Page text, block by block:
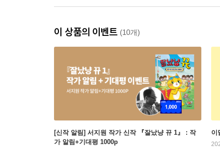
이 상품의 이벤트 (10개)
[신작 알림] 서지원 작가 신작 『잘났냥 뀨 1』 : 작
가 알림+기대평 1000p
이